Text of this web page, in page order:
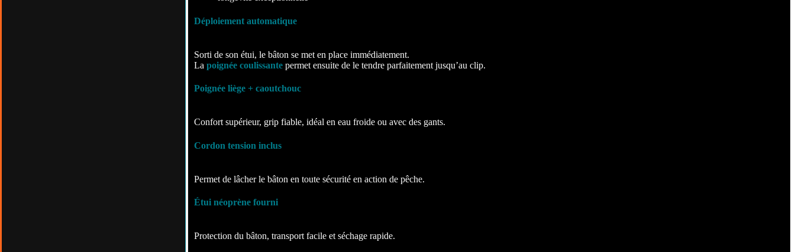
Déploiement automatique
Sorti de son étui, le bâton se met en place immédiatement.
La poignée coulissante permet ensuite de le tendre parfaitement jusqu’au clip.
Poignée liège + caoutchouc
Confort supérieur, grip fiable, idéal en eau froide ou avec des gants.
Cordon tension inclus
Permet de lâcher le bâton en toute sécurité en action de pêche.
Étui néoprène fourni
Protection du bâton, transport facile et séchage rapide.